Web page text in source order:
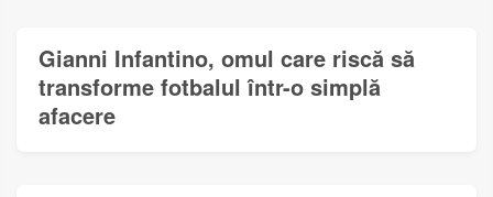
Gianni Infantino, omul care riscă să
transforme fotbalul într-o simplă
afacere